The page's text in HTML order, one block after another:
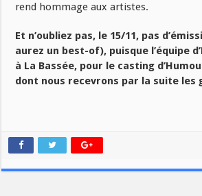
rend hommage aux artistes.
Et n’oubliez pas, le 15/11, pas
aurez un best-of), puisque l’équipe
à La Bassée, pour le casting
dont nous recevrons par la suite les